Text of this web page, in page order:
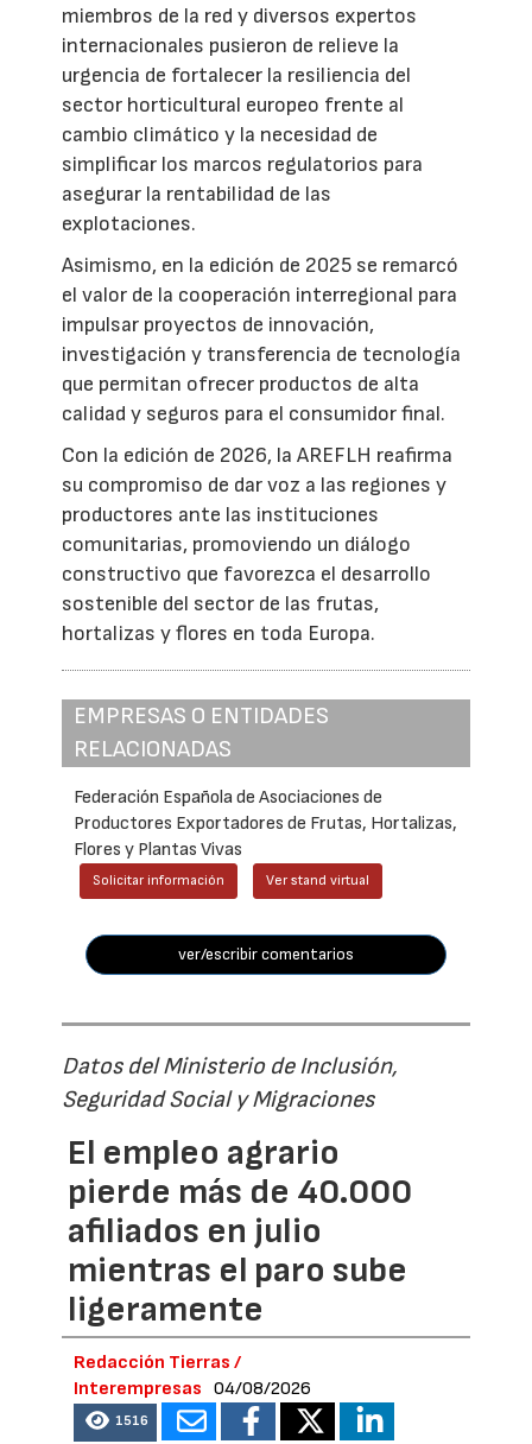
miembros de la red y diversos expertos
internacionales pusieron de relieve la
urgencia de fortalecer la resiliencia del
sector horticultural europeo frente al
cambio climático y la necesidad de
simplificar los marcos regulatorios para
asegurar la rentabilidad de las
explotaciones.
Asimismo, en la edición de 2025 se remarcó
el valor de la cooperación interregional para
impulsar proyectos de innovación,
investigación y transferencia de tecnología
que permitan ofrecer productos de alta
calidad y seguros para el consumidor final.
Con la edición de 2026, la AREFLH reafirma
su compromiso de dar voz a las regiones y
productores ante las instituciones
comunitarias, promoviendo un diálogo
constructivo que favorezca el desarrollo
sostenible del sector de las frutas,
hortalizas y flores en toda Europa.
EMPRESAS O ENTIDADES
RELACIONADAS
Federación Española de Asociaciones de
Productores Exportadores de Frutas, Hortalizas,
Flores y Plantas Vivas
Solicitar información Ver stand virtual
ver/escribir comentarios
Datos del Ministerio de Inclusión,
Seguridad Social y Migraciones
El empleo agrario
pierde más de 40.000
afiliados en julio
mientras el paro sube
ligeramente
Redacción Tierras /
Interempresas
04/08/2026
1516